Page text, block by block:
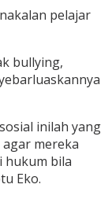
pelajar
bullying,
inilah yang
mereka
hukum bila
Eko.